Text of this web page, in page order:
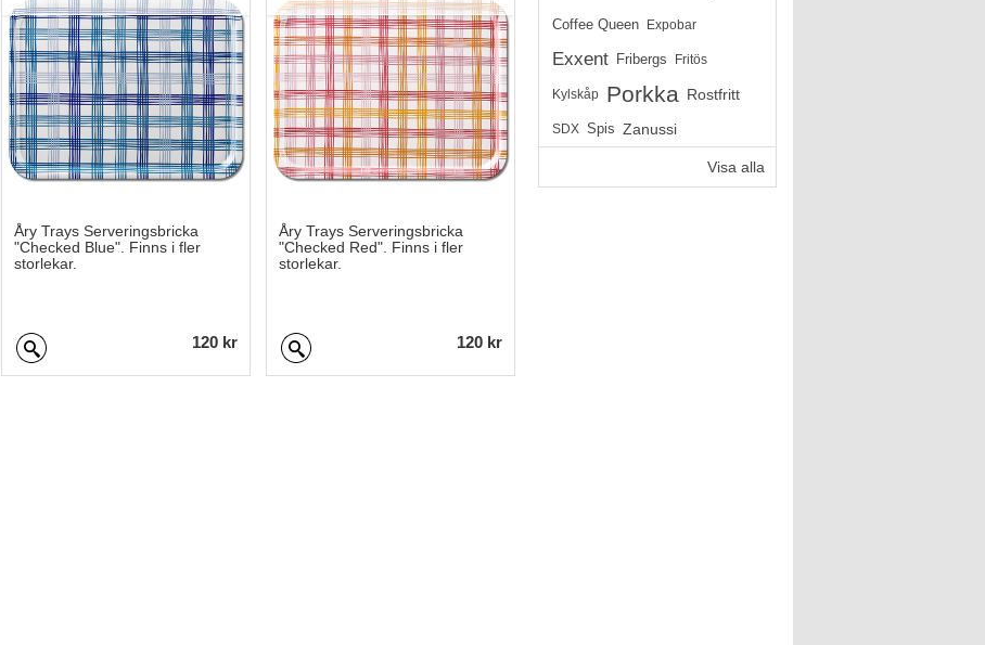
Åry Trays Serveringsbricka
"Checked Blue". Finns i fler
storlekar.
120 kr
Åry Trays Serveringsbricka
"Checked Red". Finns i fler
storlekar.
120 kr
Coffee Queen Expobar
Exxent Fribergs Fritös
Kylskåp Porkka Rostfritt
SDX Spis Zanussi
Visa alla